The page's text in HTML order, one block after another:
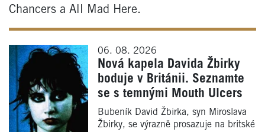
Chancers a All Mad Here.
06. 08. 2026
Nová kapela Davida Žbirky
boduje v Británii. Seznamte
se s temnými Mouth Ulcers
Bubeník David Žbirka, syn Miroslava
Žbirky, se výrazně prosazuje na britské